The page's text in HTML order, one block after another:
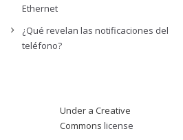
Ethernet
¿Qué revelan las notificaciones del
teléfono?
Under a Creative
Commons license